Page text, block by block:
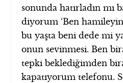
sonunda hatırladın mı
diyorum ‘Ben
bu yaşta beni dede mi
onun sevinmesi. Ben
tepki beklediğimden
kapatıyorum telefonu.